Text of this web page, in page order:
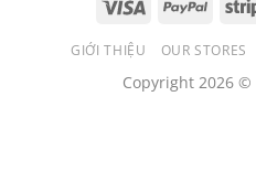
GIỚI THIỆU OUR STORES
Copyright 2026 ©